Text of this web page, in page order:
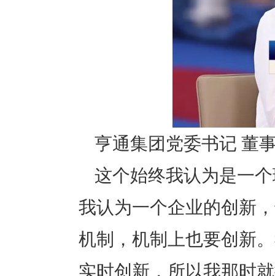
亨通集团党委书记 董
这个始终我认为是一
我认为一个企业的创新
机制，机制上也要创新
实时创新，所以我那时